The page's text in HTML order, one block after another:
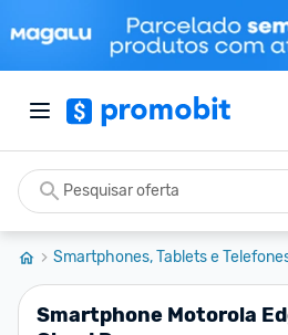
Smartphones, Tablets e
Smartphone Motorola